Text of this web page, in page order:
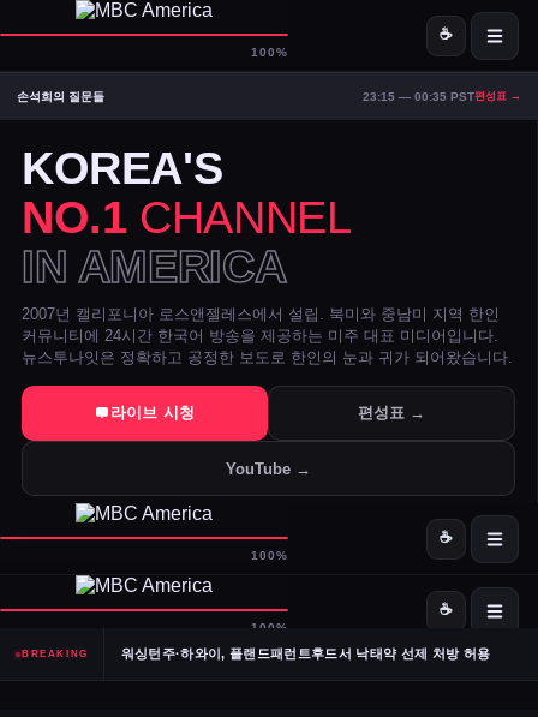
100%
☕
KOREA'S
NO.1 CHANNEL
IN AMERICA
2007년 캘리포니아 로스앤젤레스에서 설립. 북미와 중남미 지역 한인
커뮤니티에 24시간 한국어 방송을 제공하는 미주 대표 미디어입니다.
뉴스투나잇은 정확하고 공정한 보도로 한인의 눈과 귀가 되어왔습니다.
라이브 시청 편성표 →
YouTube →
MBC America
ON AIR — LIVE 06:54
손석희의 질문들 23:15 — 00:35 PST편성표 →
BREAKING
트럼프 DOJ 반무기화 기금 — 1·6 폭동 피고인들 감옥에서 배상금으
美 시카고·신시내티 등 10개 도시 시장, 유럽과 민주주의 수호 협약
전직 검사 연방 기소 — 잭 스미스 보고서 개인 이메일로 유출 혐의
SpaceX·OpenAI, IPO 계획 공식 확인… 시장 기대감 고조
Meta, 전체 인력 10% 감원 후 수천 명을 AI 사업부로 재배치
워싱턴주·하와이, 플랜드패런트후드서 낙태약 선제 처방 허용